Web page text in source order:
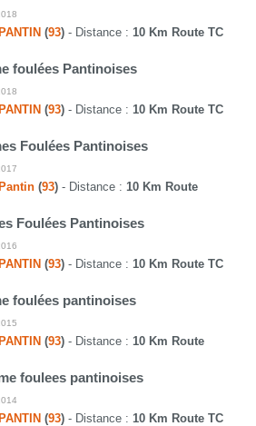
PANTIN (93) - Distance : 10 Km Route TC
foulées Pantinoises
PANTIN (93) - Distance : 10 Km Route TC
Foulées Pantinoises
Pantin (93) - Distance : 10 Km Route
Foulées Pantinoises
PANTIN (93) - Distance : 10 Km Route TC
foulées pantinoises
PANTIN (93) - Distance : 10 Km Route
foulees pantinoises
PANTIN (93) - Distance : 10 Km Route TC